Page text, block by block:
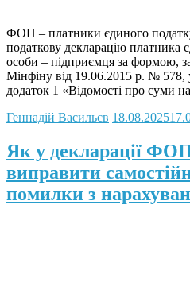
ФОП – платники єдиного
податкову декларацію платника
особи – підприємця за формою,
Мінфіну від 19.06.2015 р. № 578,
додаток 1 «Відомості про суми
Геннадій Васильєв 18.08.2025
Як у декларації
виправити
помилки з